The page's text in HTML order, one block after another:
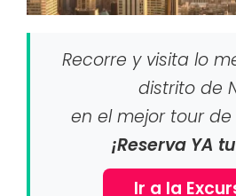
Recorre y visita lo
distrito de
en el mejor tour
¡Reserva YA
Ir a la